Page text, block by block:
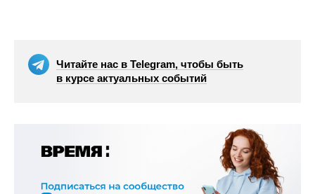
Читайте нас в Telegram, чтобы быть
в курсе актуальных событий